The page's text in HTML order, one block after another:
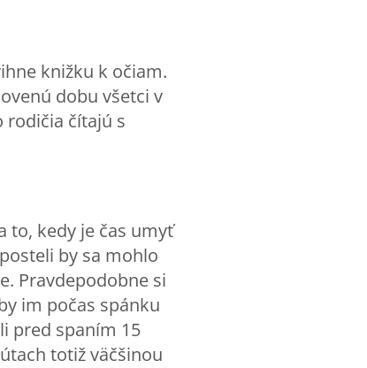
knižku k očiam.
dobu všetci v
rodičia čítajú s
to, kedy je čas umyť
by sa mohlo
Pravdepodobne si
im počas spánku
pred spaním 15
totiž väčšinou